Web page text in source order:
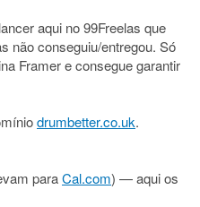
aqui no 99Freelas que
não conseguiu/entregou. Só
Framer e consegue garantir
drumbetter.co.uk.
paraCal.com) — aqui os